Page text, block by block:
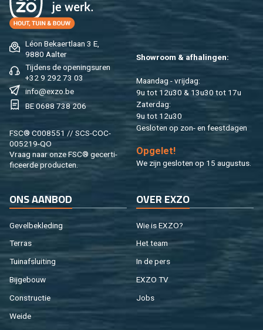
Léon Be­kaert­laan 3 E,
9880 Aal­ter
Tij­dens de ope­nings­uren
+32 9 292 73 03
info@​exzo.​be
BE 0688 738 206
FSC® C008551 // SCS-COC-
005219-QO
Vraag naar onze FSC® ge­cer­ti­
fi­ceer­de pro­duc­ten.
Show­room & af­ha­lin­gen:
Maan­dag - vrij­dag:
9u tot 12u30 & 13u30 tot 17u
Za­ter­dag:
9u tot 12u30
Ge­slo­ten op zon- en feest­da­gen
Op­ge­let!
We zijn ge­slo­ten op 15 au­gus­tus.
ONS AAN­BOD
Ge­vel­be­kle­ding
Ter­ras
Tuin­af­slui­ting
Bij­ge­bouw
Con­struc­tie
Weide
OVER EXZO
Wie is EXZO?
Het team
In de pers
EXZO TV
Jobs